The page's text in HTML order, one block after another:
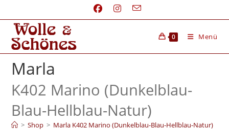
0 Menü
Marla
K402 Marino (Dunkelblau-
Blau-Hellblau-Natur)
> Shop > Marla K402 Marino (Dunkelblau-Blau-Hellblau-Natur)